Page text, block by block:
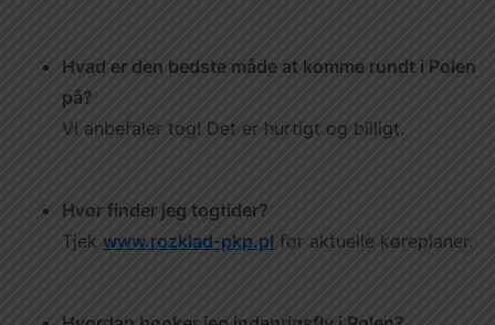
Hvad er den bedste måde at komme rundt i Polen
på?
Vi anbefaler tog! Det er hurtigt og billigt.
Hvor finder jeg togtider?
Tjek www.rozklad-pkp.pl for aktuelle køreplaner.